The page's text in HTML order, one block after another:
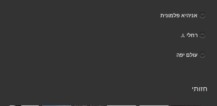
אניהיא פלמונית
רחלי .ו.
עולם יפה
חזותי